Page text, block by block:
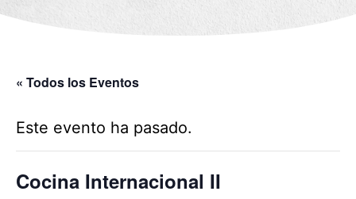
« Todos los Eventos
Este evento ha pasado.
Cocina Internacional II